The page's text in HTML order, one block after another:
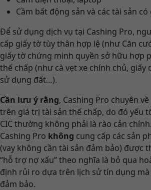
Cầm bất động sản và các tài sản
Để sử dụng dịch vụ tại Cashing Pro,
cấp giấy tờ tùy thân hợp lệ (như Căn
giấy tờ chứng minh quyền sở hữu hợp
thế chấp (như cà vẹt xe chính chủ, giấy
sử dụng đất…).
Cần lưu ý rằng, Cashing Pro chuyên
trên giá trị tài sản thế chấp, do đó yếu
CIC thường không phải là rào cản
Cashing Pro không cung cấp các sản
(vay không cần tài sản đảm bảo) được
“hỗ trợ nợ xấu” theo nghĩa là bỏ qua
định rủi ro dựa trên lịch sử tín dụng
đảm bảo.